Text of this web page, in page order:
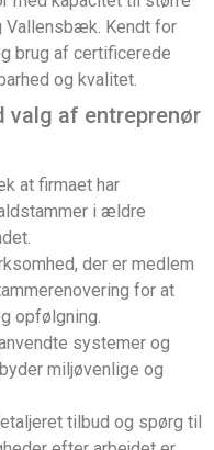
Vallensbæk. Kendt for
brug af certificerede
og kvalitet.
valg af entreprenør
at firmaet har
i ældre
der er medlem
for at
opfølgning.
systemer og
miljøvenlige og
tilbud og spørg til